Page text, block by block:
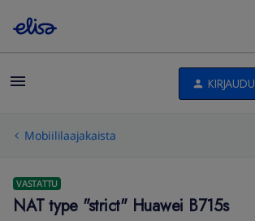
Mobiililaajakaista
VASTATTU
NAT type "strict" Huawei B715s